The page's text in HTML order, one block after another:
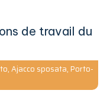
de travail du
Ajacco sposata, Porto-